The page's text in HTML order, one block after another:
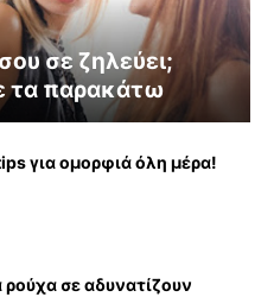
σε ζηλεύει;
τα παρακάτω
για ομορφιά όλη μέρα!
σε αδυνατίζουν